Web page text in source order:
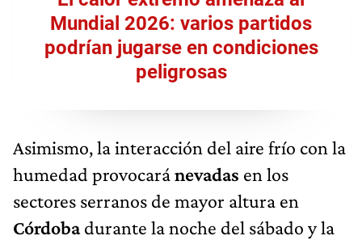
Mundial 2026: varios partidos
podrían jugarse en condiciones
peligrosas
Asimismo, la interacción del aire frío con la
humedad provocaránevadas en los
sectores serranos de mayor altura en
Córdobadurante la noche del sábado y la